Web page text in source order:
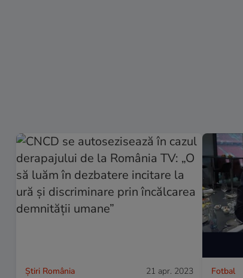
Știri România 21 apr. 2023 Fotbal